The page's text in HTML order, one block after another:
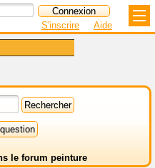
S'inscrire Aide
le forum peinture